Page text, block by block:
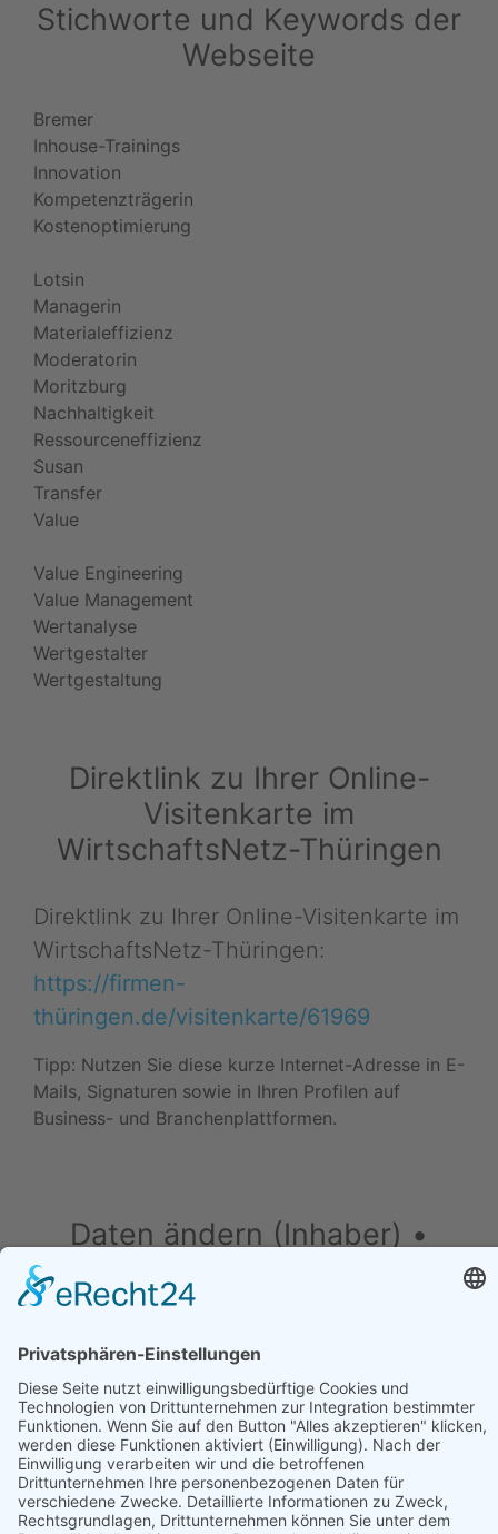
Stichworte und Keywords der
Webseite
Bremer
Inhouse-Trainings
Innovation
Kompetenzträgerin
Kostenoptimierung
Lotsin
Managerin
Materialeffizienz
Moderatorin
Moritzburg
Nachhaltigkeit
Ressourceneffizienz
Susan
Transfer
Value
Value Engineering
Value Management
Wertanalyse
Wertgestalter
Wertgestaltung
Direktlink zu Ihrer Online-
Visitenkarte im
WirtschaftsNetz-Thüringen
Direktlink zu Ihrer Online-Visitenkarte im
WirtschaftsNetz-Thüringen:
https://firmen-
thüringen.de/visitenkarte/61969
Tipp: Nutzen Sie diese kurze Internet-Adresse in E-
Mails, Signaturen sowie in Ihren Profilen auf
Business- und Branchenplattformen.
Daten ändern (Inhaber) •
vorschlagen
Daten ändern (für Inhaber)
vorschlagen•Drucken
Werben in diesem Portal•Kontakt / Impressum•